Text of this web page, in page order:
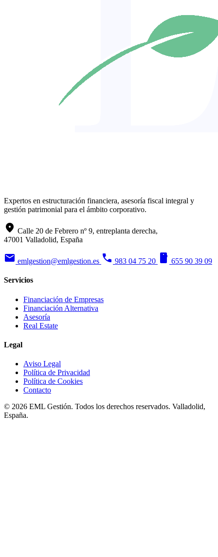
Expertos en estructuración financiera, asesoría fiscal integral y
gestión patrimonial para el ámbito corporativo.
location_on Calle 20 de Febrero nº 9, entreplanta derecha,
47001 Valladolid, España
mail emlgestion@emlgestion.es phone 983 04 75 20 smartphone 655 90 39 09
Servicios
Financiación de Empresas
Financiación Alternativa
Asesoría
Real Estate
Legal
Aviso Legal
Política de Privacidad
Política de Cookies
Contacto
© 2026 EML Gestión. Todos los derechos reservados. Valladolid,
España.